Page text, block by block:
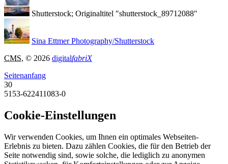
Shutterstock; Originaltitel "shutterstock_89712088"
Sina Ettmer Photography/Shutterstock
CMS, © 2026 digitalfabriX
Seitenanfang
30
5153-622411083-0
Cookie-Einstellungen
Wir verwenden Cookies, um Ihnen ein optimales Webseiten-
Erlebnis zu bieten. Dazu zählen Cookies, die für den Betrieb der
Seite notwendig sind, sowie solche, die lediglich zu anonymen